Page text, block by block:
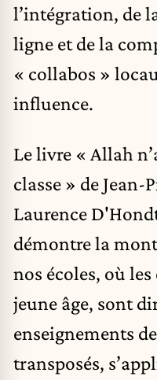
l’intégration, de
ligne et de la
« collabos »
influence.
Lelivre « Allah
classe » de Jean-
Laurence
démontre la
nos écoles, où
jeune âge, sont
enseignements
transposés,